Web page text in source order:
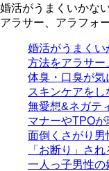
婚活がうまくいかな
アラサー、アラフォ
婚活がうまくい
方法をアラサー
体臭・口臭が気
スキンケアを
無愛想&ネガテ
マナーやTPO
面倒くさがり男
「お断り」さ
一人っ子男性の